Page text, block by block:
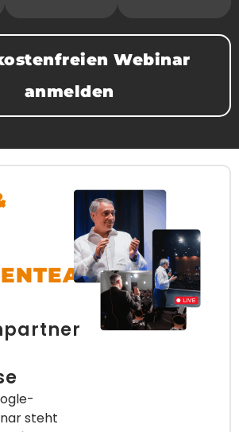
Webinar
anmelden
steht